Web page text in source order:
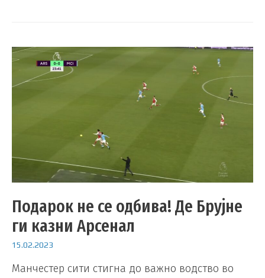
Подарок не се одбива! Де Брујне
ги казни Арсенал
15.02.2023
Манчестер сити стигна до важно водство во